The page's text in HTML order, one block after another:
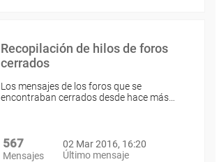
Recopilación de hilos de foros
cerrados
Los mensajes de los foros que se
encontraban cerrados desde hace más…
567
Mensajes
02 Mar 2016, 16:20
Último mensaje